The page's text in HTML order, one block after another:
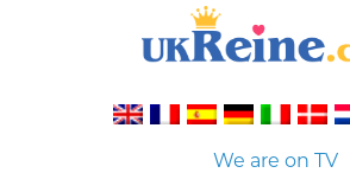
We are on TV